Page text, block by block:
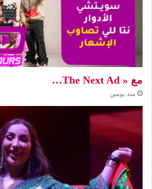
مع « The Next Ad…
منذ يومين